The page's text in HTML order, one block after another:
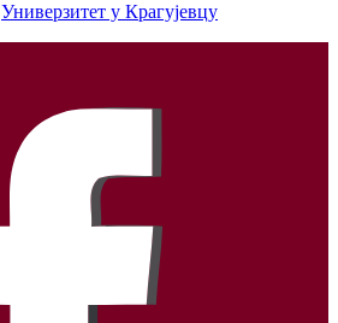
Универзитет у Крагујевцу